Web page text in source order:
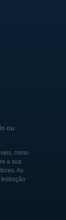
ou
como
a sua
As